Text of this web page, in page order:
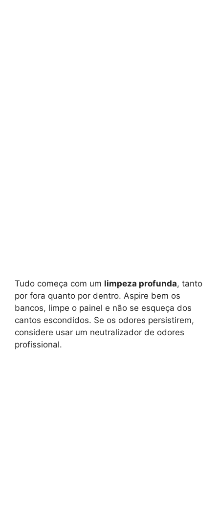
Tudo começa com um limpeza profunda, tanto
por fora quanto por dentro. Aspire bem os
bancos, limpe o painel e não se esqueça dos
cantos escondidos. Se os odores persistirem,
considere usar um neutralizador de odores
profissional.